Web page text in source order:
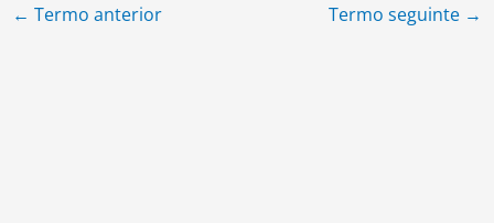
← Termo anterior Termo seguinte →